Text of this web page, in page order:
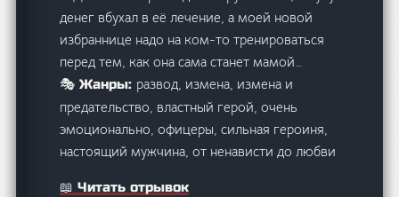
денег вбухал в её лечение, а моей новой
избраннице надо на ком-то тренироваться
перед тем, как она сама станет мамой…
🎭 Жанры:развод, измена, измена и
предательство, властный герой, очень
эмоционально, офицеры, сильная героиня,
настоящий мужчина, от ненависти до любви
📖 Читать отрывок